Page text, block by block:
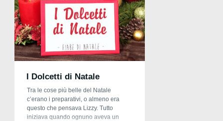
I Dolcetti di Natale
Tra le cose più belle del Natale
c’erano i preparativi, o almeno era
questo che pensava Lizzy. Tutto
iniziava quando ognuno aveva un